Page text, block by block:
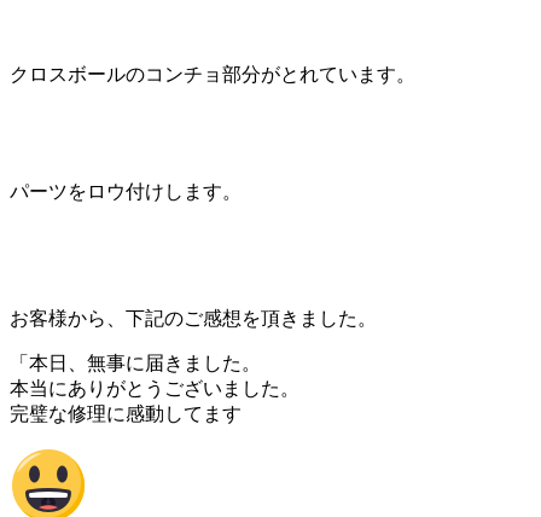
クロスボールのコンチョ部分がとれています。
パーツをロウ付けします。
お客様から、下記のご感想を頂きました。
「本日、無事に届きました。
本当にありがとうございました。
完璧な修理に感動してます